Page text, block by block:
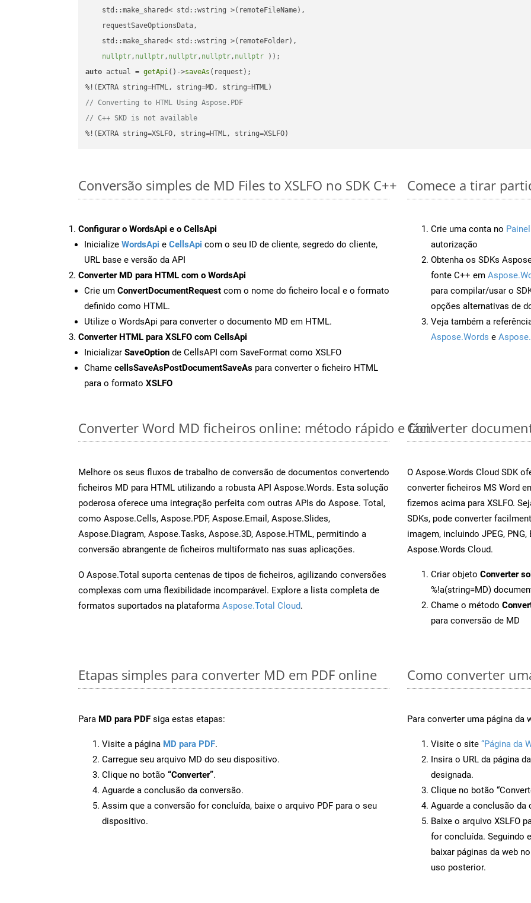
    std::make_shared< std::wstring >(remoteFileName),
    requestSaveOptionsData,
    std::make_shared< std::wstring >(remoteFolder),
nullptr, nullptr, nullptr, nullptr, nullptr ))
auto actual = getApi()->saveAs (request);
// Converting to HTML Using Aspose.PDF
// C++ SKD is not available
%!(EXTRA string=XSLFO, string=HTML, string=XSLFO)
Conversão simples de MD Files to XSLFO no SDK C++
Configurar o WordsApi e o CellsApi
Inicialize WordsApi e CellsApi com o seu ID de cliente, segredo do cliente,
URL base e versão da API
Converter MD para HTML com o WordsApi
Crie um ConvertDocumentRequest com o nome do ficheiro local e o formato
definido como HTML.
Utilize o WordsApi para converter o documento MD em HTML.
Converter HTML para XSLFO com CellsApi
Inicializar SaveOption de CellsAPI com SaveFormat como XSLFO
Chame cellsSaveAsPostDocumentSaveAs para converter o ficheiro HTML
para o formato XSLFO
Comece a tirar
Crie uma conta no Painel
autorização
Obtenha os SDKs
fonte C++ em
para compilar/usar o
opções alternativas de
Veja também a
Aspose.Words e
Converter Word MD ficheiros online: método rápido e fácil
Melhore os seus fluxos de trabalho de conversão de documentos convertendo
ficheiros MD para HTML utilizando a robusta API Aspose.Words. Esta solução
poderosa oferece uma integração perfeita com outras APIs do Aspose. Total,
como Aspose.Cells, Aspose.PDF, Aspose.Email, Aspose.Slides,
Aspose.Diagram, Aspose.Tasks, Aspose.3D, Aspose.HTML, permitindo a
conversão abrangente de ficheiros multiformato nas suas aplicações.
O Aspose.Total suporta centenas de tipos de ficheiros, agilizando conversões
complexas com uma flexibilidade incomparável. Explore a lista completa de
formatos suportados na plataforma Aspose.Total Cloud.
Converter
O Aspose.Words Cloud SDK
converter ficheiros MS Word
fizemos acima para XSLFO.
SDKs, pode converter
imagem, incluindo JPEG, PNG,
Aspose.Words Cloud.
Criar objeto Converter
%!a(string=MD)
Chame o método
para conversão de MD
Etapas simples para converter MD em PDF online
Para MD para PDF siga estas etapas:
Visite a página MD para PDF.
Carregue seu arquivo MD do seu dispositivo.
Clique no botão “Converter”.
Aguarde a conclusão da conversão.
Assim que a conversão for concluída, baixe o arquivo PDF para o seu
dispositivo.
Como converter
Para converter uma página da
Visite o site “Página da
Insira o URL da página
designada.
Clique no botão
Aguarde a conclusão da
Baixe o arquivo XSLFO
for concluída. Seguindo
baixar páginas da web
uso posterior.